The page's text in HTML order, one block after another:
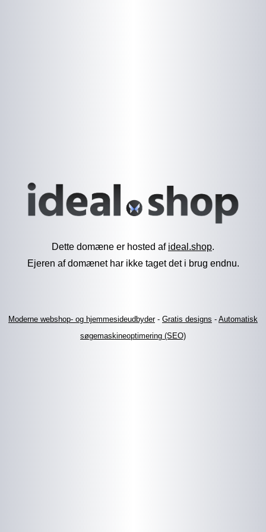
Dette domæne er hosted af ideal.shop.
Ejeren af domænet har ikke taget det i brug endnu.
Moderne webshop- og hjemmesideudbyder- Gratis designs - Automatisk
søgemaskineoptimering (SEO)